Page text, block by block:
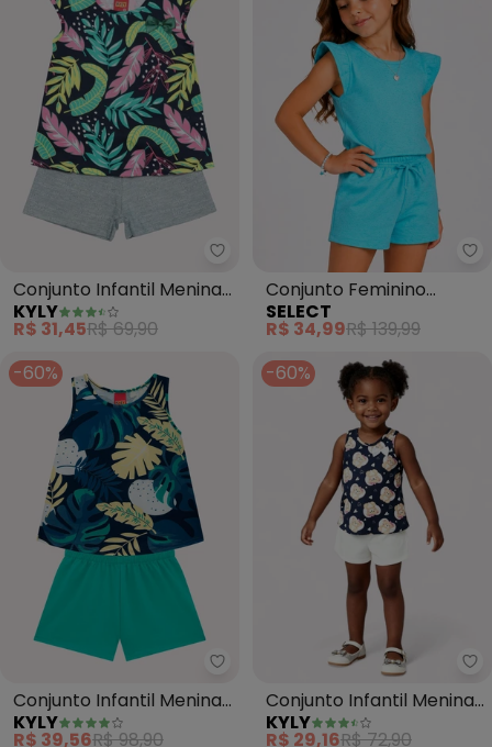
Kyly - Conjunto Infantil Menina
Conjunto Infantil Menina
Estampado (Azul)
KYLY
R$ 31,45R$ 69,90
Conjunto Feminino
Infantil Blusa e Short
(Azul)
SELECT
R$ 34,99R$ 139,99
-60%
Kyly - Conjunto Infantil Menina
Conjunto Infantil Menina
Estampa (Azul Marinho)
KYLY
R$ 39,56R$ 98,90
-60%
Conjunto Infantil Menina
Ursinho (Azul Marinho)
KYLY
R$ 29,16R$ 72,90